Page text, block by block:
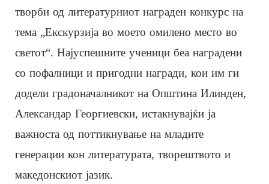
творби од литературниот награден конкурс на
тема „Екскурзија во моето омилено место во
светот“. Најуспешните ученици беа наградени
со пофалници и пригодни награди, кои им ги
додели градоначалникот на Општина Илинден,
Александар Георгиевски, истакнувајќи ја
важноста од поттикнување на младите
генерации кон литературата, творештвото и
македонскиот јазик.